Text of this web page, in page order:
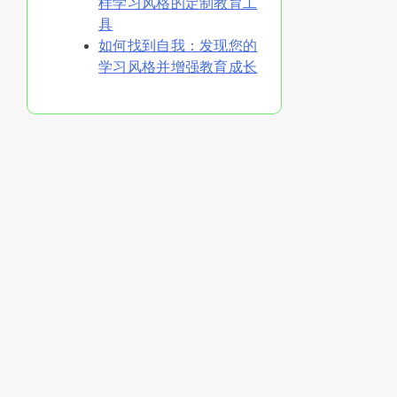
具
如何找到自我：发现您的
学习风格并增强教育成长